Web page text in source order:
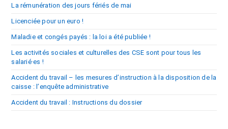
La rémunération des jours fériés de mai
Licenciée pour un euro !
Maladie et congés payés : la loi a été publiée !
Les activités sociales et culturelles des CSE sont pour tous les
salarié·es !
Accident du travail – les mesures d’instruction à la disposition de la
caisse : l’enquête administrative
Accident du travail : Instructions du dossier